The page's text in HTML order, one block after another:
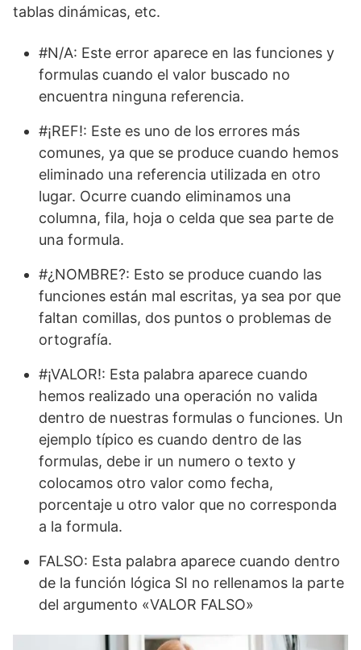
tablas dinámicas, etc.
#N/A: Este error aparece en las funciones y
formulas cuando el valor buscado no
encuentra ninguna referencia.
#¡REF!: Este es uno de los errores más
comunes, ya que se produce cuando hemos
eliminado una referencia utilizada en otro
lugar. Ocurre cuando eliminamos una
columna, fila, hoja o celda que sea parte de
una formula.
#¿NOMBRE?: Esto se produce cuando las
funciones están mal escritas, ya sea por que
faltan comillas, dos puntos o problemas de
ortografía.
#¡VALOR!: Esta palabra aparece cuando
hemos realizado una operación no valida
dentro de nuestras formulas o funciones. Un
ejemplo típico es cuando dentro de las
formulas, debe ir un numero o texto y
colocamos otro valor como fecha,
porcentaje u otro valor que no corresponda
a la formula.
FALSO: Esta palabra aparece cuando dentro
de la función lógica SI no rellenamos la parte
del argumento «VALOR FALSO»